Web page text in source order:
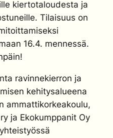
kiertotaloudesta ja
Tilaisuus on
16.4. mennessä.
ravinnekierron ja
kehitysalueena
ammattikorkeakoulu,
ja Ekokumppanit Oy